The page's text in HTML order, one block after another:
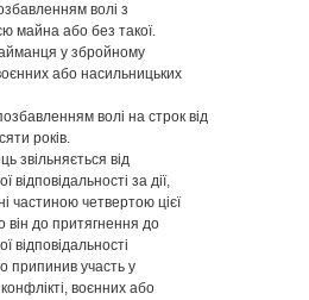
волі з
майна або без такої.
у збройному
або насильницьких
волі на строк від
років.
звільняється від
відповідальності за дії,
частиною четвертою цієї
він до притягнення до
відповідальності
припинив участь у
воєнних або